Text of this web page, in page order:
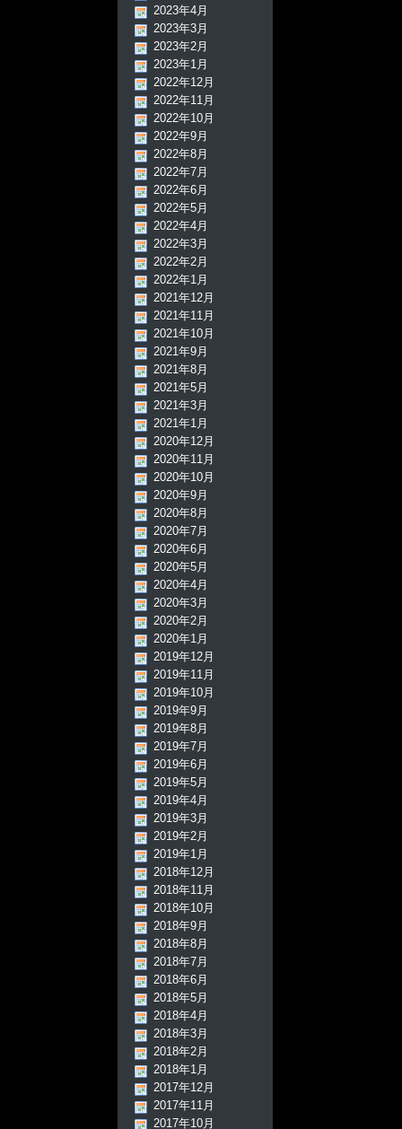
2023年4月
2023年3月
2023年2月
2023年1月
2022年12月
2022年11月
2022年10月
2022年9月
2022年8月
2022年7月
2022年6月
2022年5月
2022年4月
2022年3月
2022年2月
2022年1月
2021年12月
2021年11月
2021年10月
2021年9月
2021年8月
2021年5月
2021年3月
2021年1月
2020年12月
2020年11月
2020年10月
2020年9月
2020年8月
2020年7月
2020年6月
2020年5月
2020年4月
2020年3月
2020年2月
2020年1月
2019年12月
2019年11月
2019年10月
2019年9月
2019年8月
2019年7月
2019年6月
2019年5月
2019年4月
2019年3月
2019年2月
2019年1月
2018年12月
2018年11月
2018年10月
2018年9月
2018年8月
2018年7月
2018年6月
2018年5月
2018年4月
2018年3月
2018年2月
2018年1月
2017年12月
2017年11月
2017年10月